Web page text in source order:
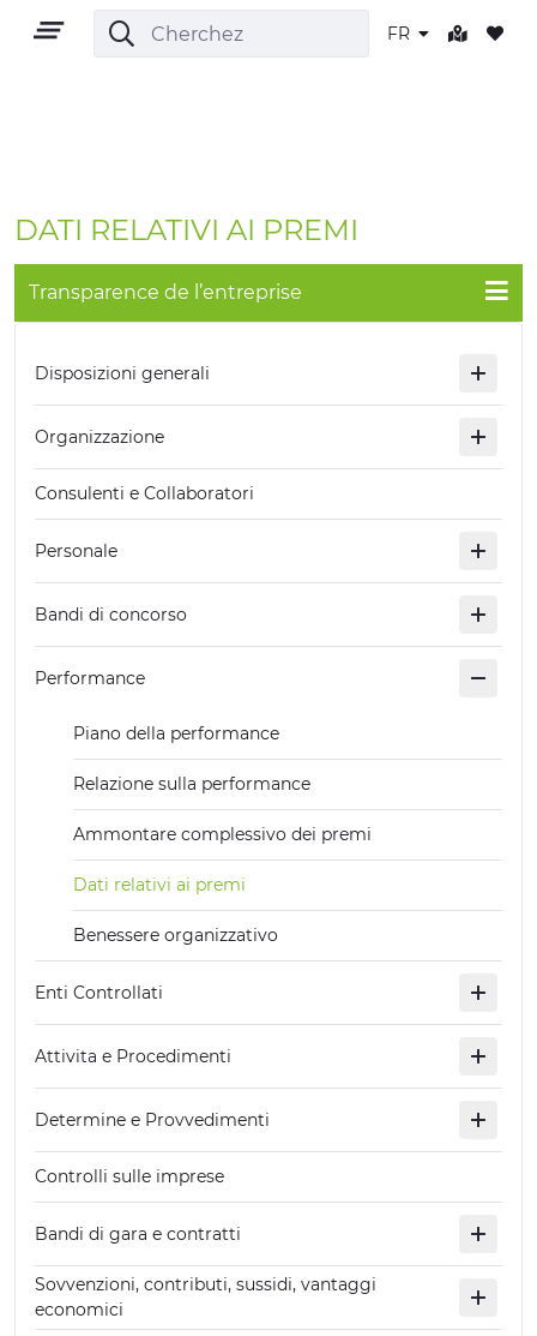
FR
PLEIN AIR
CULTURE
NATURE ET BIEN-ÊTRE
EXPÉRIENCES
ÉVÉNEMENTS
OFFERTE
ACCUEIL
DATI RELATIVI AI PREMI
Transparence de l’entreprise
Disposizioni generali
Organizzazione
Consulenti e Collaboratori
Personale
Bandi di concorso
Performance
Piano della performance
Relazione sulla performance
Ammontare complessivo dei premi
Dati relativi ai premi
Benessere organizzativo
Enti Controllati
Attivita e Procedimenti
Determine e Provvedimenti
Controlli sulle imprese
Bandi di gara e contratti
Sovvenzioni, contributi, sussidi, vantaggi
economici